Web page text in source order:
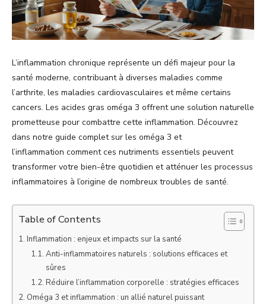
L’inflammation chronique représente un défi majeur pour la
santé moderne, contribuant à diverses maladies comme
l’arthrite, les maladies cardiovasculaires et même certains
cancers. Les acides gras oméga 3 offrent une solution naturelle
prometteuse pour combattre cette inflammation. Découvrez
dans notre guide complet sur les oméga 3 et
l’inflammation comment ces nutriments essentiels peuvent
transformer votre bien-être quotidien et atténuer les processus
inflammatoires à l’origine de nombreux troubles de santé.
Table of Contents
Inflammation : enjeux et impacts sur la santé
Anti-inflammatoires naturels : solutions efficaces et
sûres
Réduire l’inflammation corporelle : stratégies efficaces
Oméga 3 et inflammation : un allié naturel puissant